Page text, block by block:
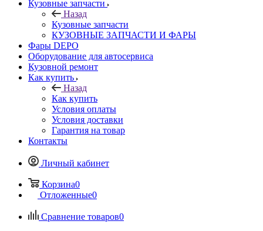
Кузовные запчасти
Назад
Кузовные запчасти
КУЗОВНЫЕ ЗАПЧАСТИ И ФАРЫ
Фары DEPO
Оборудование для автосервиса
Кузовной ремонт
Как купить
Назад
Как купить
Условия оплаты
Условия доставки
Гарантия на товар
Контакты
Личный кабинет
Корзина0
Отложенные0
Сравнение товаров0